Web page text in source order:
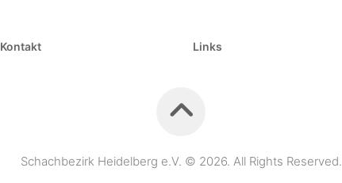
Kontakt Links
Schachbezirk Heidelberg e.V. © 2026. All Rights Reserved.